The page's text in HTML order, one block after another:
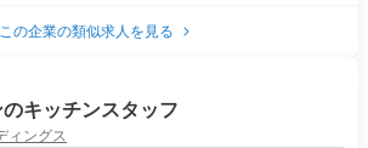
この企業の類似求人を見る
キッチンスタッフ
ィングス